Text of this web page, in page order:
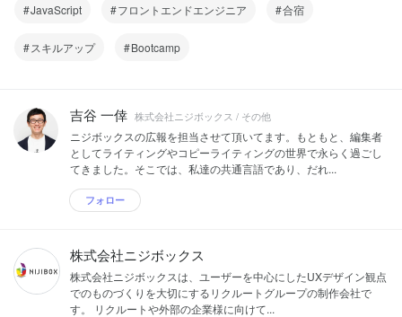
JavaScript フロントエンドエンジニア 合宿
スキルアップ Bootcamp
吉谷 一倖 株式会社ニジボックス / その他
ニジボックスの広報を担当させて頂いてます。もともと、編集者
としてライティングやコピーライティングの世界で永らく過ごし
てきました。そこでは、私達の共通言語であり、だれ...
フォロー
株式会社ニジボックス
株式会社ニジボックスは、ユーザーを中心にしたUXデザイン観点
でのものづくりを大切にするリクルートグループの制作会社で
す。 リクルートや外部の企業様に向けて...